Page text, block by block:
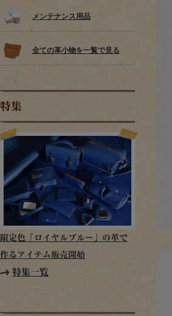
メンテナンス用品
全ての革小物を一覧で見る
特集
限定色「ロイヤルブルー」の革で
作るアイテム販売開始
特集一覧